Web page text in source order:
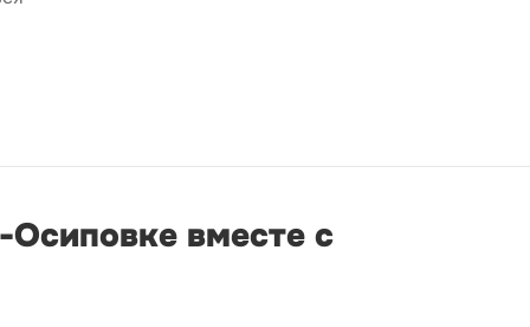
Осиповке вместе с